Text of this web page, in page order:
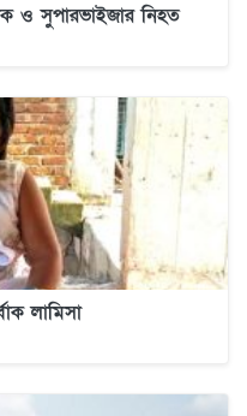
ও সুপারভাইজার নিহত
লামিসা